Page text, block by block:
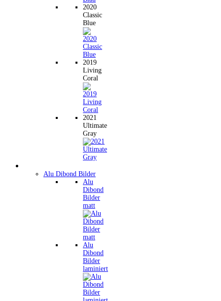
2020
Classic
Blue
2019
Living
Coral
2021
Ultimate
Gray
Alu Dibond Bilder
Alu
Dibond
Bilder
matt
Alu
Dibond
Bilder
laminiert